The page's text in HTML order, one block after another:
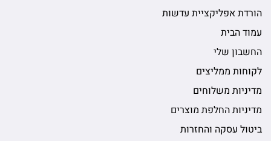
הורדת אפליקציית עדשות
עמוד הבית
החשבון שלי
לקוחות ממליצים
מדיניות משלוחים
מדיניות החלפת מוצרים
ביטול עסקה והחזרות